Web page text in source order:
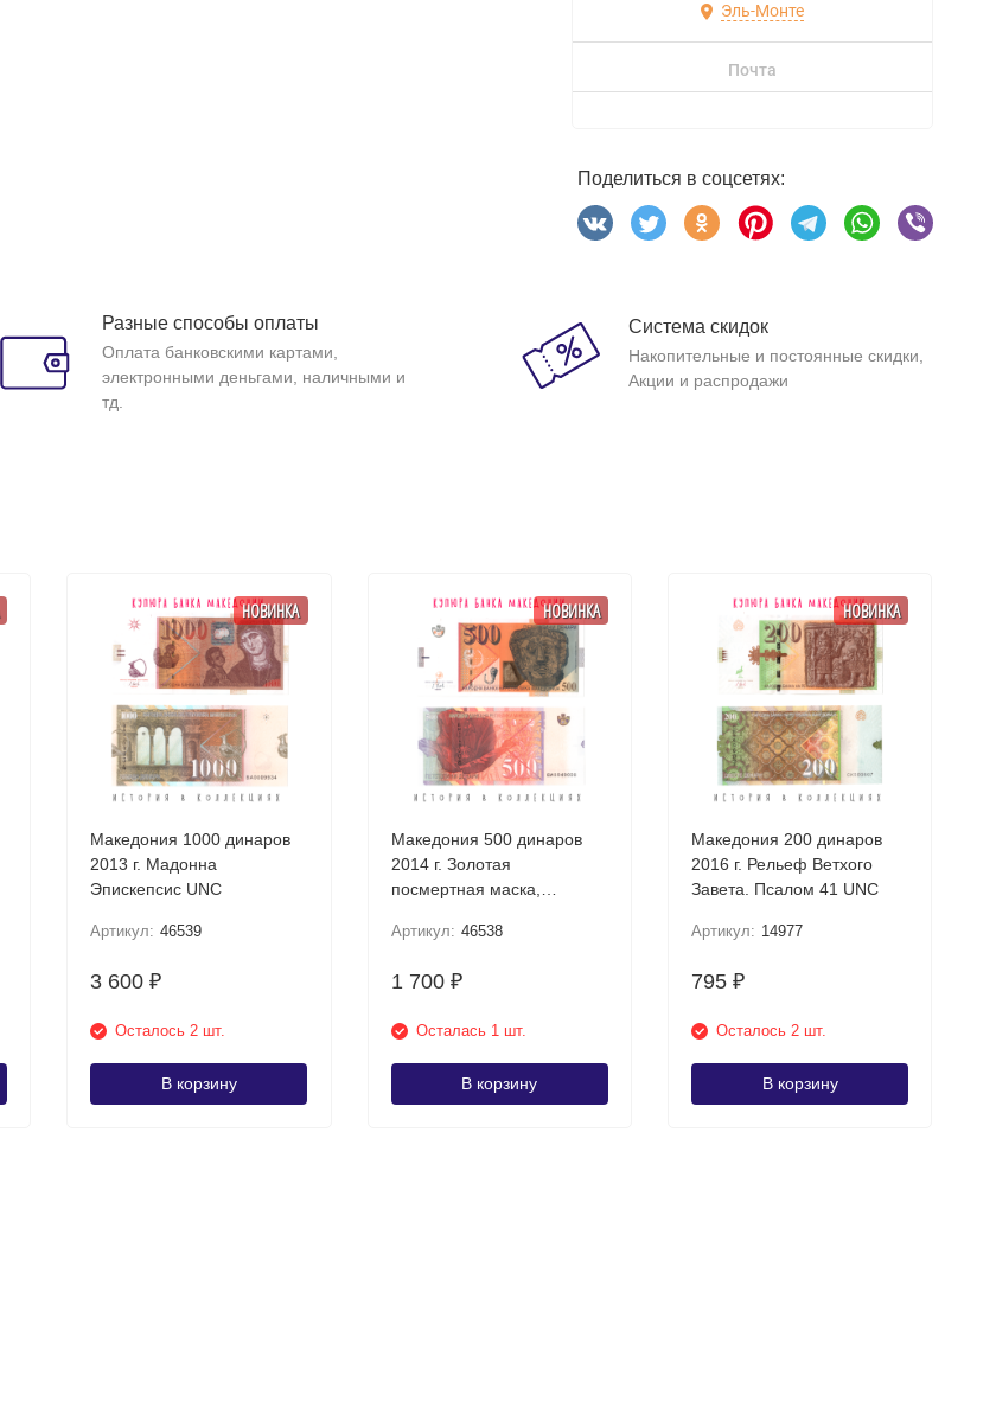
Эль-Монте
Почта
Поделиться в соцсетях:
Разные способы оплаты
Оплата банковскими картами,
электронными деньгами, наличными и
тд.
Система скидок
Накопительные и постоянные скидки,
Акции и распродажи
НОВИНКА
Македония 1000 динаров
2013 г. Мадонна
Эпискепсис UNC
Артикул: 46539
3 600₽
Осталось 2 шт.
В корзину
НОВИНКА
Македония 500 динаров
2014 г. Золотая
посмертная маска,
Артикул: 46538
1 700 ₽
Осталась 1 шт.
В корзину
НОВИНКА
Македония 200 динаров
2016 г. Рельеф Ветхого
Завета. Псалом 41 UNC
Артикул: 14977
795₽
Осталось 2 шт.
В корзину